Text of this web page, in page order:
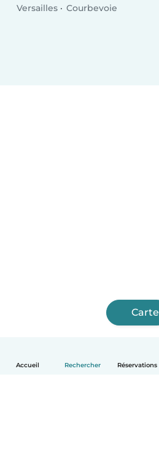
Accueil Rechercher Réservations
Versailles
Courbevoie
Carte